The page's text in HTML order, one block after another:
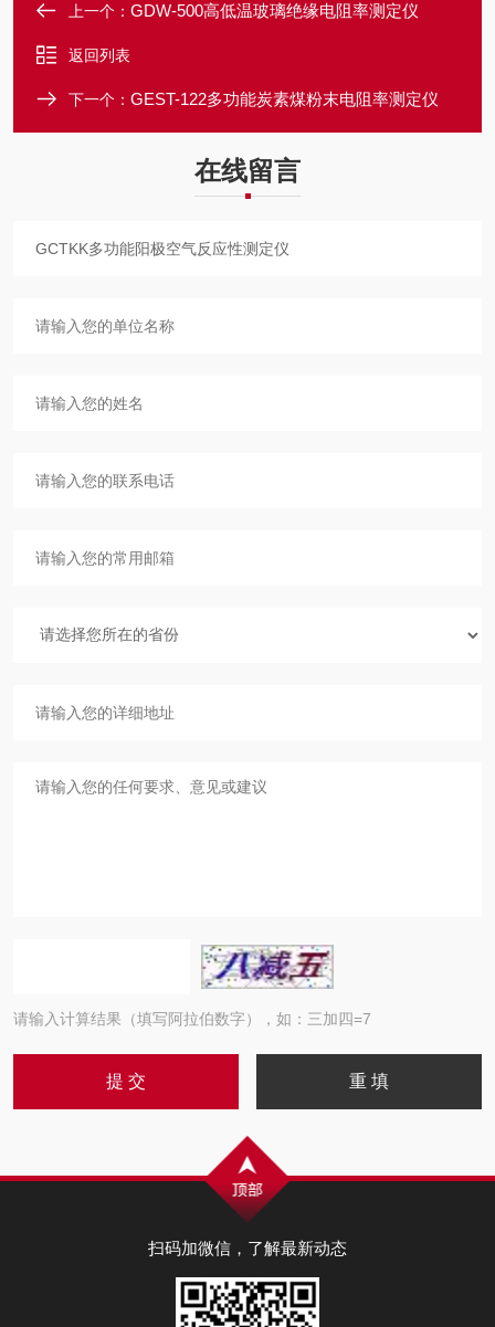
上一个： GDW-500高低温玻璃绝缘电阻率测定仪
返回列表
下一个： GEST-122多功能炭素煤粉末电阻率测定仪
在线留言
请输入计算结果（填写阿拉伯数字），如：三加四=7
扫码加微信，了解最新动态